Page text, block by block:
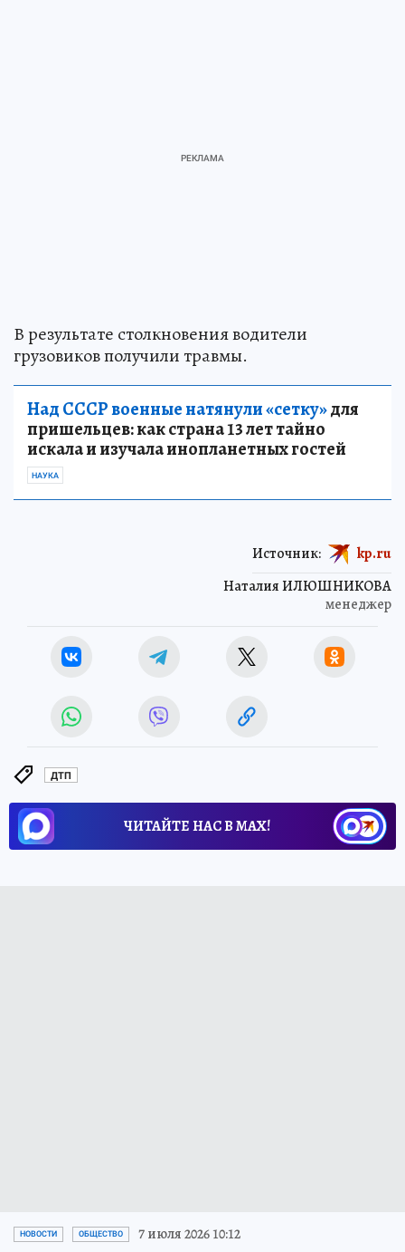
В результате столкновения водители
грузовиков получили травмы.
Над СССР военные натянули «сетку»для
пришельцев: как страна 13 лет тайно
искала и изучала инопланетных гостей
НАУКА
Наталия ИЛЮШНИКОВА
менеджер
Источник: kp.ru
ДТП
ЧИТАЙТЕ НАС В МАХ!
НОВОСТИ ОБЩЕСТВО 7 июля 2026 10:12